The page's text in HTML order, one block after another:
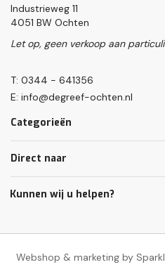
Industrieweg 11
4051 BW Ochten
Let op, geen verkoop aan
T: 0344 - 641356
E: info@degreef-ochten.nl
Categorieën
Direct naar
Kunnen wij u helpen?
Webshop & marketing by